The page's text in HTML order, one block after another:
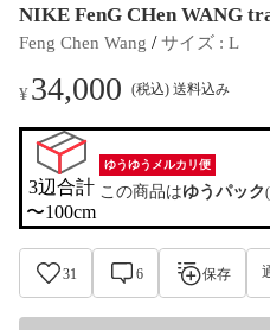
NIKE FenG CHen WANG
Feng Chen Wang / サイズ : L
¥34,000 (税込) 送料込み
3辺合計
〜100cm
ゆうゆうメルカリ便
この商品はゆうパック
31 6 保存